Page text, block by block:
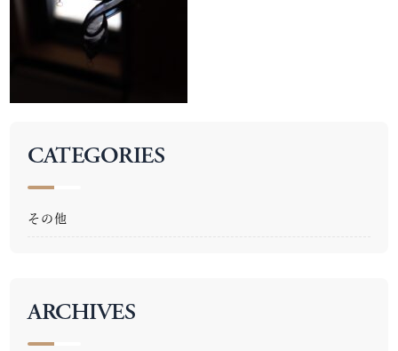
CATEGORIES
その他
ARCHIVES